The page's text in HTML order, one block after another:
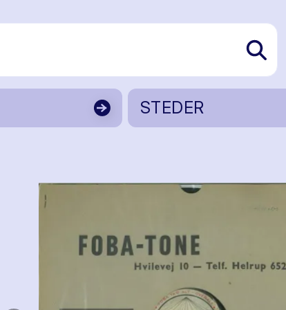
STEDER